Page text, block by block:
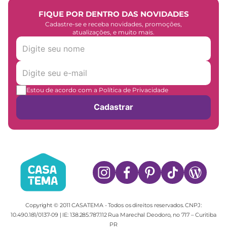
FIQUE POR DENTRO DAS NOVIDADES
Cadastre-se e receba novidades, promoções,
atualizações, e muito mais.
Estou de acordo com a Política de Privacidade
Cadastrar
Copyright © 2011 CASATEMA - Todos os direitos reservados. CNPJ:
10.490.181/0137-09 | IE: 138.285.787.112 Rua Marechal Deodoro, no 717 – Curitiba
PR